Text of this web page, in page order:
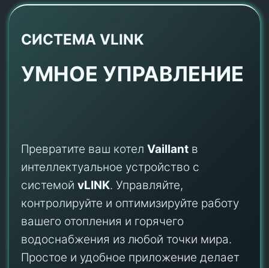
СИСТЕМА VLINK
УМНОЕ УПРАВЛЕНИЕ
Превратите ваш котел Vaillant в
интеллектуальное устройство с
системой vLINK. Управляйте,
контролируйте и оптимизируйте работу
вашего отопления и горячего
водоснабжения из любой точки мира.
Простое и удобное приложение делает